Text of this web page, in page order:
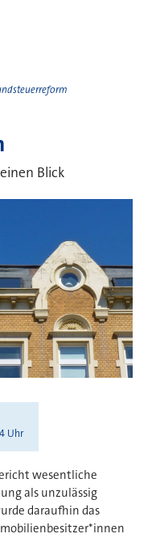
Blick
Uhr
wesentliche
als unzulässig
daraufhin das